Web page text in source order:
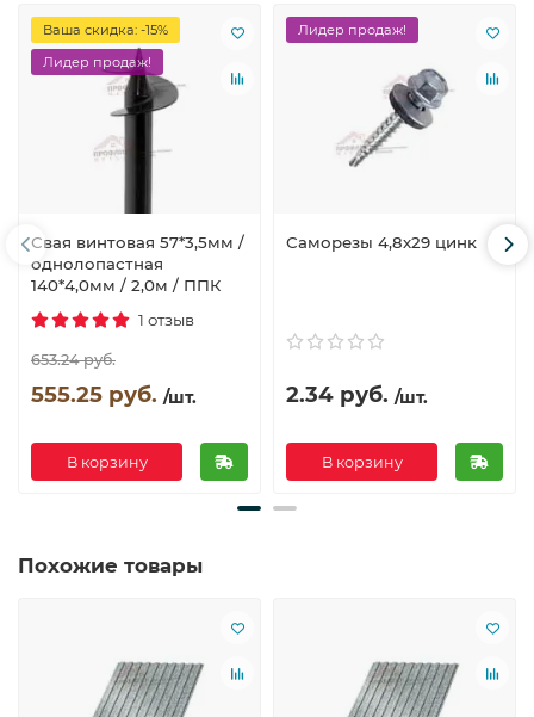
Ваша скидка: -15%
Лидер продаж!
Свая винтовая 57*3,5мм /
однолопастная
140*4,0мм / 2,0м / ППК
1 отзыв
653.24 руб.
555.25 руб. /шт.
В корзину
Лидер продаж!
Саморезы 4,8х29 цинк
2.34 руб. /шт.
В корзину
Похожие товары